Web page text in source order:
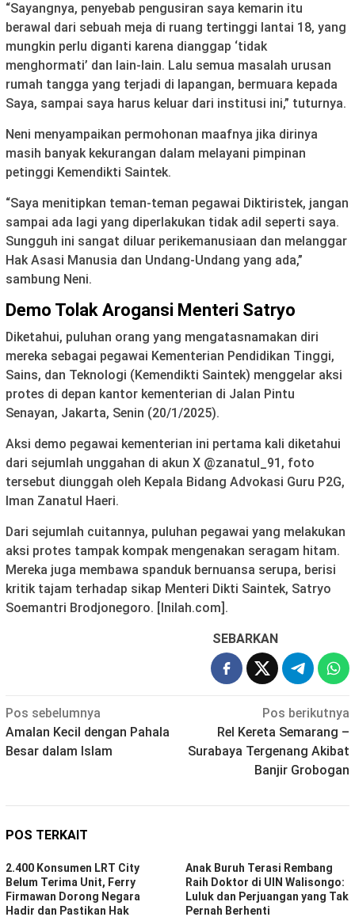
“Sayangnya, penyebab pengusiran saya kemarin itu
berawal dari sebuah meja di ruang tertinggi lantai 18, yang
mungkin perlu diganti karena dianggap ‘tidak
menghormati’ dan lain-lain. Lalu semua masalah urusan
rumah tangga yang terjadi di lapangan, bermuara kepada
Saya, sampai saya harus keluar dari institusi ini,” tuturnya.
Neni menyampaikan permohonan maafnya jika dirinya
masih banyak kekurangan dalam melayani pimpinan
petinggi Kemendikti Saintek.
“Saya menitipkan teman-teman pegawai Diktiristek, jangan
sampai ada lagi yang diperlakukan tidak adil seperti saya.
Sungguh ini sangat diluar perikemanusiaan dan melanggar
Hak Asasi Manusia dan Undang-Undang yang ada,”
sambung Neni.
Demo Tolak Arogansi Menteri Satryo
Diketahui, puluhan orang yang mengatasnamakan diri
mereka sebagai pegawai Kementerian Pendidikan Tinggi,
Sains, dan Teknologi (Kemendikti Saintek) menggelar aksi
protes di depan kantor kementerian di Jalan Pintu
Senayan, Jakarta, Senin (20/1/2025).
Aksi demo pegawai kementerian ini pertama kali diketahui
dari sejumlah unggahan di akun X @zanatul_91, foto
tersebut diunggah oleh Kepala Bidang Advokasi Guru P2G,
Iman Zanatul Haeri.
Dari sejumlah cuitannya, puluhan pegawai yang melakukan
aksi protes tampak kompak mengenakan seragam hitam.
Mereka juga membawa spanduk bernuansa serupa, berisi
kritik tajam terhadap sikap Menteri Dikti Saintek, Satryo
Soemantri Brodjonegoro. [Inilah.com].
SEBARKAN
Navigasi
pos
Pos sebelumnya
Amalan Kecil dengan Pahala
Besar dalam Islam
Pos berikutnya
Rel Kereta Semarang –
Surabaya Tergenang Akibat
Banjir Grobogan
POS TERKAIT
2.400 Konsumen LRT City
Belum Terima Unit, Ferry
Firmawan Dorong Negara
Hadir dan Pastikan Hak
Anak Buruh Terasi Rembang
Raih Doktor di UIN Walisongo:
Luluk dan Perjuangan yang Tak
Pernah Berhenti